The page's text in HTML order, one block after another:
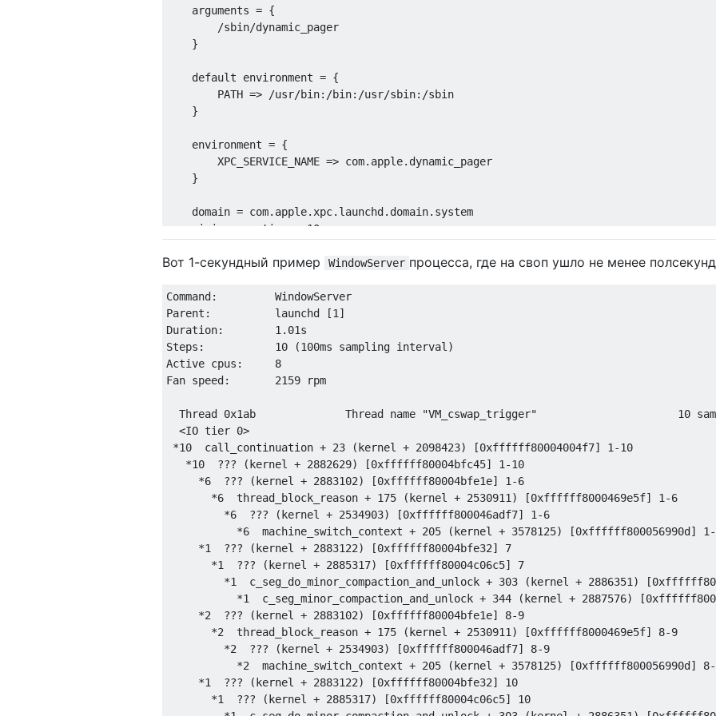
    arguments = {
        /sbin/dynamic_pager
    }
    default environment = {
        PATH => /usr/bin:/bin:/usr/sbin:/sbin
    }
    environment = {
        XPC_SERVICE_NAME => com.apple.dynamic_pager
    }
    domain = com.apple.xpc.launchd.domain.system
    minimum runtime = 10
    runs = 1
    excessive crashing = 0
Вот 1-секундный пример WindowServer процесса, где на своп ушло не менее
Command:         WindowServer
Parent:          launchd [1]
Duration:        1.01s
Steps:           10 (100ms sampling interval)
Active cpus:     8
Fan speed:       2159 rpm
Thread 0x1ab              Thread name "VM_cswap_trigger"                      10
  <IO tier 0>
*10  call_continuation + 23 (kernel + 2098423) [0xffffff80004004f7] 1-10
   *10  ??? (kernel + 2882629) [0xffffff80004bfc45] 1-10
     *6  ??? (kernel + 2883102) [0xffffff80004bfe1e] 1-6
       *6  thread_block_reason + 175 (kernel + 2530911) [0xffffff8000469e5f] 1-6
         *6  ??? (kernel + 2534903) [0xffffff800046adf7] 1-6
*6  machine_switch_context + 205 (kernel + 3578125) [0xffffff800056990d]
     *1  ??? (kernel + 2883122) [0xffffff80004bfe32] 7
       *1  ??? (kernel + 2885317) [0xffffff80004c06c5] 7
*1  c_seg_do_minor_compaction_and_unlock + 303 (kernel + 2886351)
*1  c_seg_minor_compaction_and_unlock + 344 (kernel + 2887576)
     *2  ??? (kernel + 2883102) [0xffffff80004bfe1e] 8-9
       *2  thread_block_reason + 175 (kernel + 2530911) [0xffffff8000469e5f] 8-9
         *2  ??? (kernel + 2534903) [0xffffff800046adf7] 8-9
*2  machine_switch_context + 205 (kernel + 3578125) [0xffffff800056990d]
     *1  ??? (kernel + 2883122) [0xffffff80004bfe32] 10
       *1  ??? (kernel + 2885317) [0xffffff80004c06c5] 10